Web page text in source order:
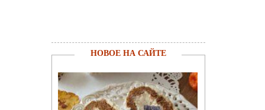
НОВОЕ НА САЙТЕ